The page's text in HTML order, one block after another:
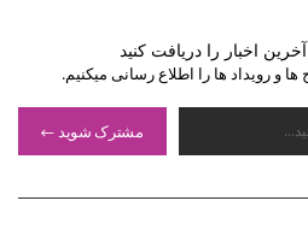
اخبار را دریافت کنید
و رویداد ها را اطلاع رسانی میکنیم.
مشترک شوید